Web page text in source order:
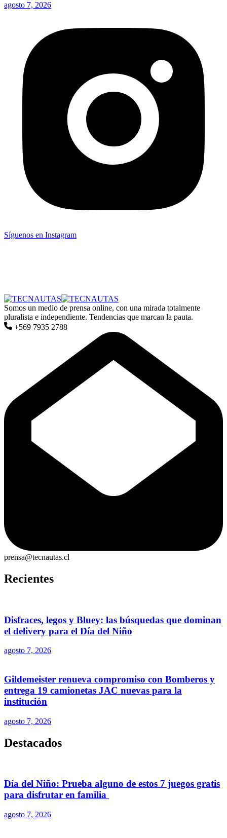
agosto 7, 2026
Síguenos en Instagram
Somos un medio de prensa online, con una mirada totalmente
pluralista e independiente. Tendencias que marcan la pauta.
+569 7935 2788
prensa@tecnautas.cl
Recientes
Disfraces, legos y Bluey: las búsquedas que dominan
el delivery para el Día del Niño
agosto 7, 2026
Gildemeister renueva compromiso con Bomberos y
entrega 19 camionetas JAC nuevas para la
institución
agosto 7, 2026
Destacados
Día del Niño: Prueba alguno de estos 7 juegos gratis
para disfrutar en familia
agosto 7, 2026